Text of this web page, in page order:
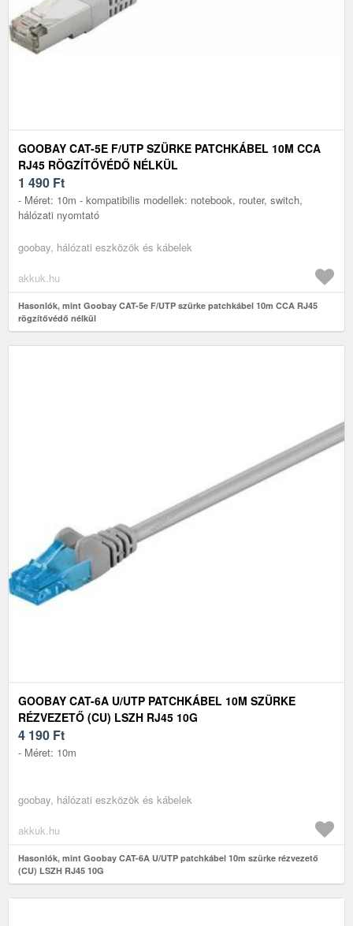
GOOBAY CAT-5E F/UTP SZÜRKE PATCHKÁBEL 10M CCA
RJ45 RÖGZÍTŐVÉDŐ NÉLKÜL
1 490 Ft
- Méret: 10m - kompatibilis modellek: notebook, router, switch,
hálózati nyomtató
goobay, hálózati eszközök és kábelek
akkuk.hu
Hasonlók, mint Goobay CAT-5e F/UTP szürke patchkábel 10m CCA RJ45
rögzítővédő nélkül
GOOBAY CAT-6A U/UTP PATCHKÁBEL 10M SZÜRKE
RÉZVEZETŐ (CU) LSZH RJ45 10G
4 190 Ft
- Méret: 10m
goobay, hálózati eszközök és kábelek
akkuk.hu
Hasonlók, mint Goobay CAT-6A U/UTP patchkábel 10m szürke rézvezető
(CU) LSZH RJ45 10G